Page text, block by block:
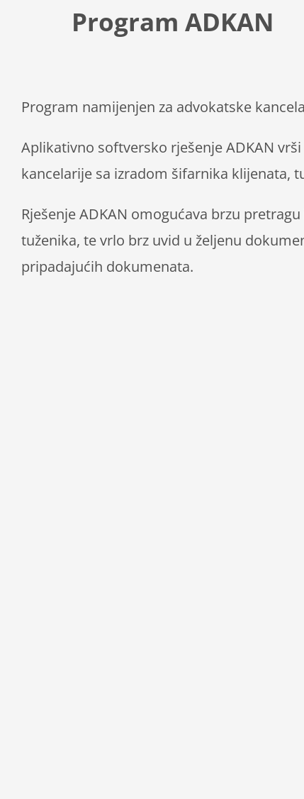
Program ADKAN
Program namijenjen za advokatske
Aplikativno softversko rješenje ADKAN
kancelarije sa izradom šifarnika klijenata,
Rješenje ADKAN omogućava brzu
tuženika, te vrlo brz uvid u željenu
pripadajućih dokumenata.